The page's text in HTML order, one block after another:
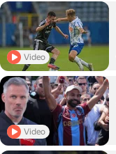
Video
Video